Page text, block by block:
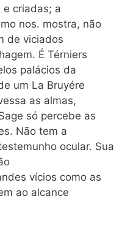
e criadas; a
nos. mostra, não
de viciados
É Térniers
palácios da
um La Bruyére
as almas,
só percebe as
Não tem a
ocular. Sua
vícios como as
ao alcance